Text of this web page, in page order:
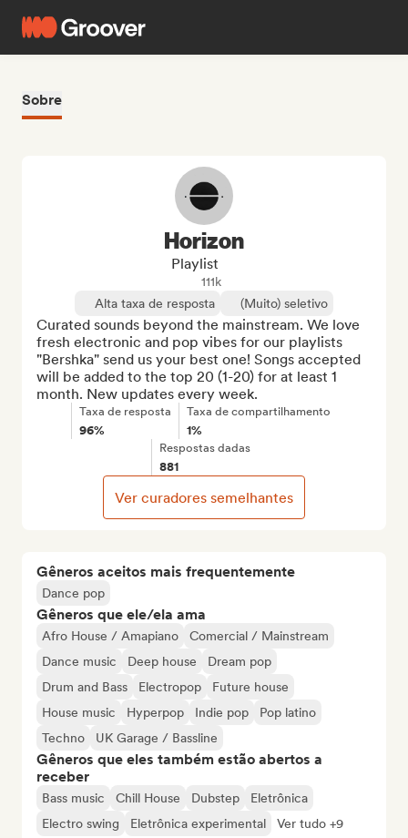
Sobre
Gêneros aceitos mais frequentemente
Dance pop
Gêneros que ele/ela ama
Afro House / Amapiano
Comercial / Mainstream
Dance music
Deep house
Dream pop
Drum and Bass
Electropop
Future house
House music
Hyperpop Indie pop
Pop latino
Techno
UK Garage / Bassline
Gêneros que eles também estão abertos a
receber
Bass music Chill House Dubstep
Eletrônica
Electro swing
Eletrônica experimental Ver tudo +9
Horizon
Playlist
111k
Alta taxa de resposta
(Muito) seletivo
Curated sounds beyond the mainstream. We love
fresh electronic and pop vibes for our playlists
"Bershka" send us your best one! Songs accepted
will be added to the top 20 (1-20) for at least 1
month. New updates every week.
Taxa de resposta
96%
Taxa de compartilhamento
1%
Respostas dadas
881
Ver curadores semelhantes